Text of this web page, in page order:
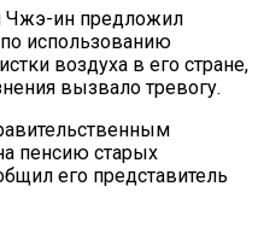
На Марсе Двери
Дома
Что Мобильные
У Детей Сон
ин предложил
использованию
воздуха в его стране,
вызвало тревогу.
пенсию старых
его представитель